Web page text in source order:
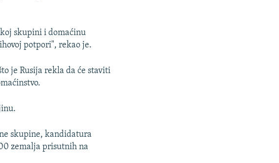
skupini i domaćinu
potpori", rekao je.
je Rusija rekla da će staviti
skupine, kandidatura
zemalja prisutnih na